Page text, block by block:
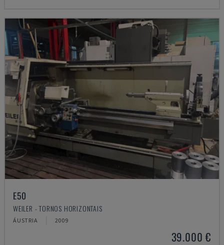
E50
WEILER - TORNOS HORIZONTAIS
ÁUSTRIA 2009
39.000 €